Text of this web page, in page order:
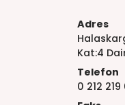
Adres
Kat:4
Telefon
0 212